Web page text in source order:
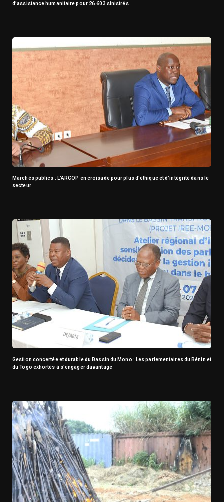
d’assistance humanitaire pour 26.603 sinistrés
Marchés publics : L’ARCOP en croisade pour plus d’éthique et d’intégrité dans le
secteur
Gestion concertée et durable du Bassin du Mono : Les parlementaires du Bénin et
du Togo exhortés à s’engager davantage